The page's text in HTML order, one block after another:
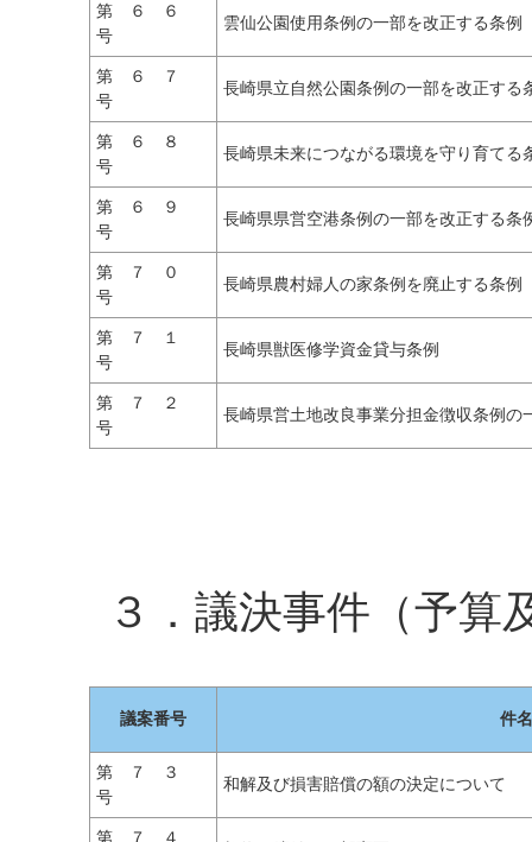
第 ６ ６
号
雲仙公園使用条例の一部を改正する条例
第 ６ ７
号
長崎県立自然公園条例の一部を改正する
第 ６ ８
号
長崎県未来につながる環境を守り育てる
第 ６ ９
号
長崎県県営空港条例の一部を改正する条
第 ７ ０
号
長崎県農村婦人の家条例を廃止する条例
第 ７ １
号
長崎県獣医修学資金貸与条例
第 ７ ２
号
長崎県営土地改良事業分担金徴収条例の
３．議決事件（予算
議案番号 件名
第 ７ ３
号
和解及び損害賠償の額の決定について
第 ７ ４